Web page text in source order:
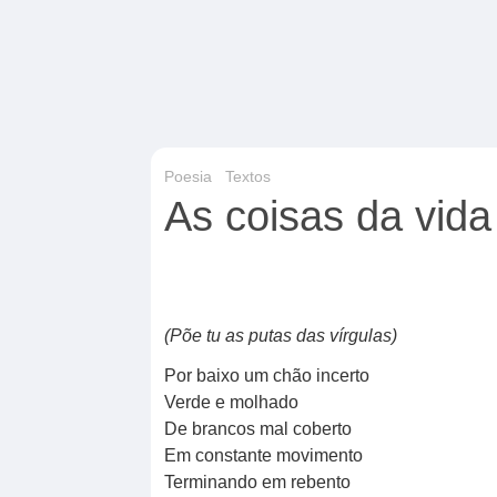
Poesia Textos
As coisas da vida
(Põe tu as putas das vírgulas)
Por baixo um chão incerto
Verde e molhado
De brancos mal coberto
Em constante movimento
Terminando em rebento